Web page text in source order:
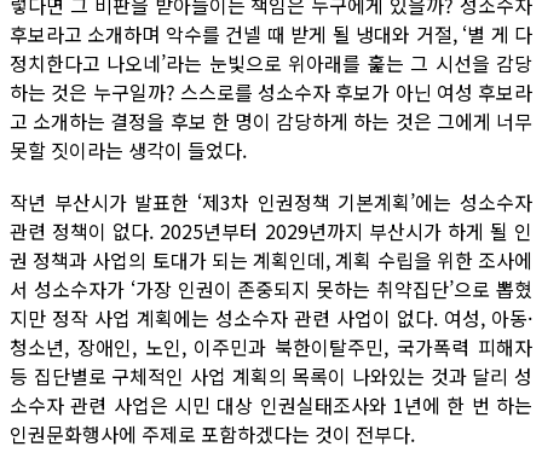
후보라고 소개하며 악수를 건넬 때 받게 될 냉대와 거절, ‘별 게 다
정치한다고 나오네’라는 눈빛으로 위아래를 훑는 그 시선을 감당
하는 것은 누구일까? 스스로를 성소수자 후보가 아닌 여성 후보라
고 소개하는 결정을 후보 한 명이 감당하게 하는 것은 그에게 너무
못할 짓이라는 생각이 들었다.
작년 부산시가 발표한 ‘제3차 인권정책 기본계획’에는 성소수자
관련 정책이 없다. 2025년부터 2029년까지 부산시가 하게 될 인
권 정책과 사업의 토대가 되는 계획인데, 계획 수립을 위한 조사에
서 성소수자가 ‘가장 인권이 존중되지 못하는 취약집단’으로 뽑혔
지만 정작 사업 계획에는 성소수자 관련 사업이 없다. 여성, 아동·
청소년, 장애인, 노인, 이주민과 북한이탈주민, 국가폭력 피해자
등 집단별로 구체적인 사업 계획의 목록이 나와있는 것과 달리 성
소수자 관련 사업은 시민 대상 인권실태조사와 1년에 한 번 하는
인권문화행사에 주제로 포함하겠다는 것이 전부다.